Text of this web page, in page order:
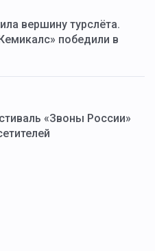
вершину турслёта.
победили в
«Звоны России»